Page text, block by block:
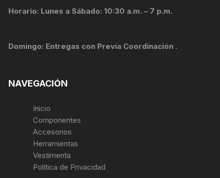
Horario: Lunes a Sábado: 10:30 a.m. – 7 p.m.
Domingo: Entregas con Previa Coordinación .
NAVEGACIÓN
Inicio
Componentes
Accesorios
Herramientas
Vestimenta
Política de Privacidad